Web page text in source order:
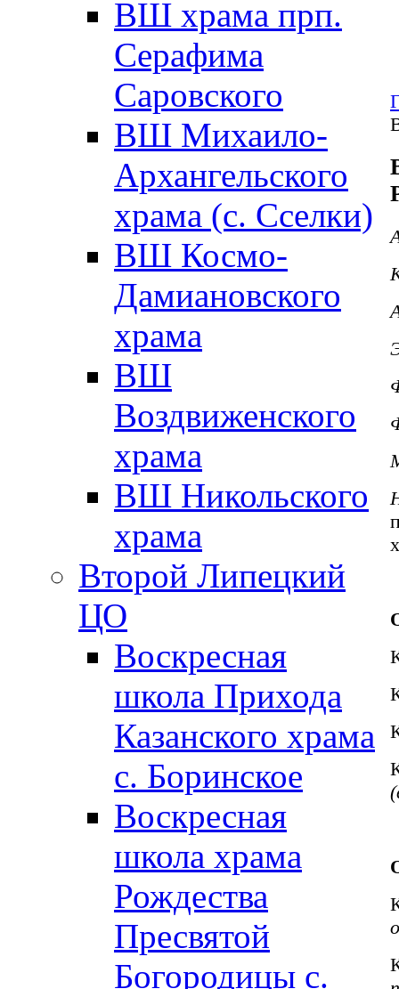
ВШ храма прп.
Серафима
Саровского
ВШ Михаило-
Архангельского
храма (с. Сселки)
ВШ Космо-
Дамиановского
храма
ВШ
Воздвиженского
храма
ВШ Никольского
храма
Второй Липецкий
ЦО
Воскресная
школа Прихода
Казанского храма
с. Боринское
Воскресная
школа храма
Рождества
Пресвятой
Богородицы с.